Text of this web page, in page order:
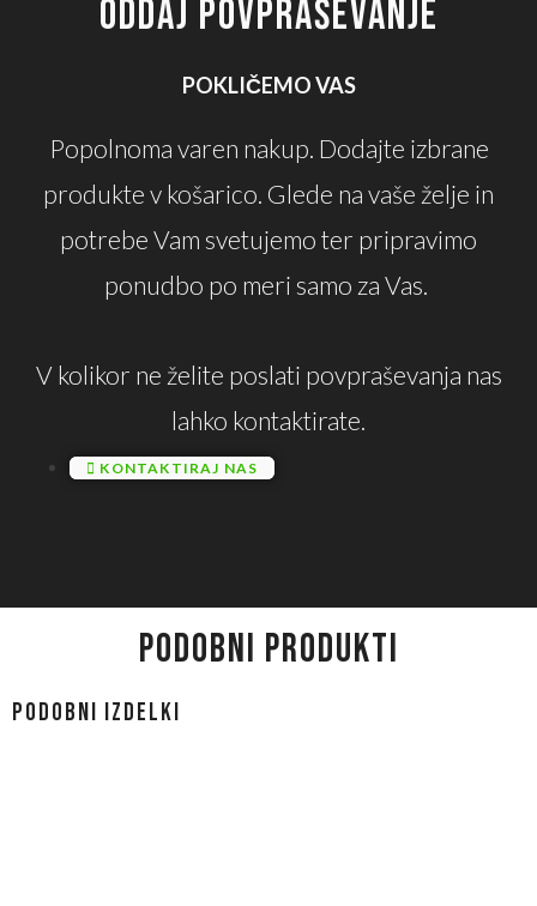
ODDAJ POVPRAŠEVANJE
POKLIČEMO VAS
Popolnoma varen nakup. Dodajte izbrane
produkte v košarico. Glede na vaše želje in
potrebe Vam svetujemo ter pripravimo
ponudbo po meri samo za Vas.
V kolikor ne želite poslati povpraševanja nas
lahko kontaktirate.
KONTAKTIRAJ NAS
PODOBNI PRODUKTI
Podobni izdelki